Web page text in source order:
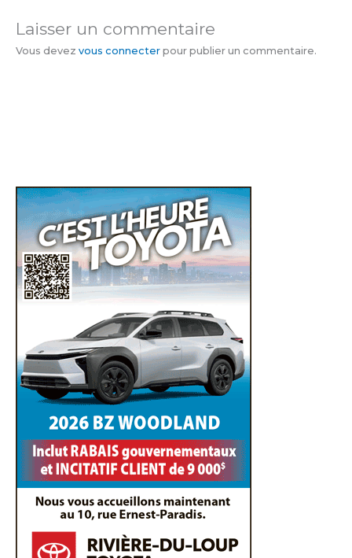
Laisser un commentaire
Vous devez vous connecter pour publier un commentaire.